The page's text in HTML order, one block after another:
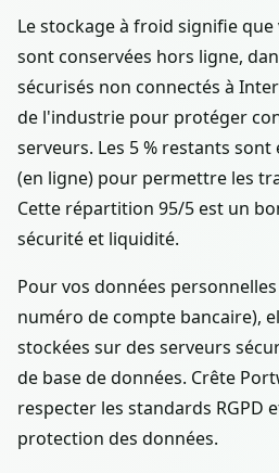
Le stockage à froid signifie
sont conservées hors ligne,
sécurisés non connectés à
de l'industrie pour protéger
serveurs. Les 5 % restants
(en ligne) pour permettre les
Cette répartition 95/5 est un
sécurité et liquidité.
Pour vos données
numéro de compte bancaire),
stockées sur des serveurs
de base de données. Crête
respecter les standards RGPD
protection des données.